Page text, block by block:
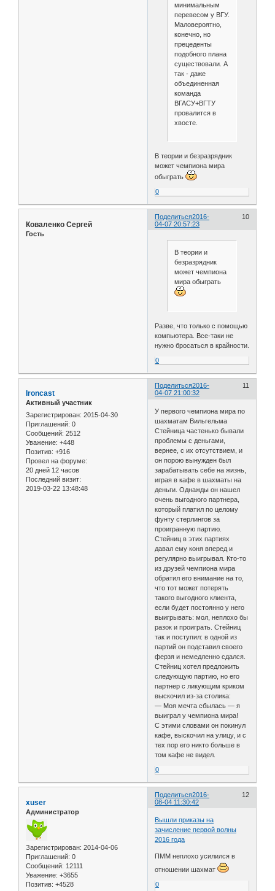
минимальным
перевесом у ВГУ.
Маловероятно,
конечно, но
прецеденты
подобного плана
существовали. А
так - даже
объединенная
команда
ВГАСУ+ВГТУ
провалится в
хвосте.
В теории и безразрядник
может чемпиона мира
обыграть
0
Поделиться 10
2016-
04-07 20:57:23
Коваленко Сергей
Гость
В теории и
безразрядник
может чемпиона
мира обыграть
Разве, что только с помощью
компьютера. Все-таки не
нужно бросаться в крайности.
0
Поделиться 11
2016-
04-07 21:00:32
Ironcast
Активный участник
Зарегистрирован: 2015-04-30
Приглашений: 0
Сообщений: 2512
Уважение: +448
Позитив: +916
Провел на форуме:
20 дней 12 часов
Последний визит:
2019-03-22 13:48:48
У первого чемпиона мира по
шахматам Вильгельма
Стейница частенько бывали
проблемы с деньгами,
вернее, с их отсутствием, и
он порою вынужден был
зарабатывать себе на жизнь,
играя в кафе в шахматы на
деньги. Однажды он нашел
очень выгодного партнера,
который платил по целому
фунту стерлингов за
проигранную партию.
Стейниц в этих партиях
давал ему коня вперед и
регулярно выигрывал. Кто-то
из друзей чемпиона мира
обратил его внимание на то,
что тот может потерять
такого выгодного клиента,
если будет постоянно у него
выигрывать: мол, неплохо бы
разок и проиграть. Стейниц
так и поступил: в одной из
партий он подставил своего
ферзя и немедленно сдался.
Стейниц хотел предложить
следующую партию, но его
партнер с ликующим криком
выскочил из-за столика:
— Моя мечта сбылась — я
выиграл у чемпиона мира!
С этими словами он покинул
кафе, выскочил на улицу, и с
тех пор его никто больше в
том кафе не видел.
0
Поделиться 12
2016-
08-04 11:30:42
xuser
Администратор
Зарегистрирован: 2014-04-06
Приглашений: 0
Сообщений: 12111
Уважение: +3655
Позитив: +4528
Вышли приказы на
зачисление первой волны
2016 года
ПММ неплохо усилился в
отношении шахмат
0